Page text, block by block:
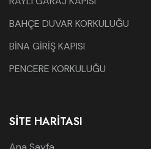
BAHÇE DUVAR KORKULUĞU
BİNA GİRİŞ KAPISI
PENCERE KORKULUĞU
SITE HARITASI